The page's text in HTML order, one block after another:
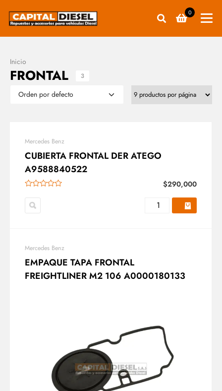
0
Inicio
FRONTAL 3
Mercedes Benz
CUBIERTA FRONTAL DER ATEGO
A9588840522
$290,000
Mercedes Benz
EMPAQUE TAPA FRONTAL
FREIGHTLINER M2 106 A0000180133